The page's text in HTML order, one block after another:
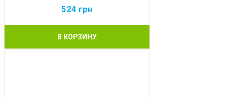
524 грн
В КОРЗИНУ